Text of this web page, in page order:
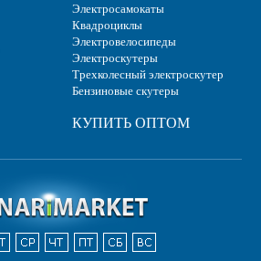
Электросамокаты
Квадроциклы
Электровелосипеды
Электроскутеры
Трехколесный электроскутер
Бензиновые скутеры
КУПИТЬ ОПТОМ